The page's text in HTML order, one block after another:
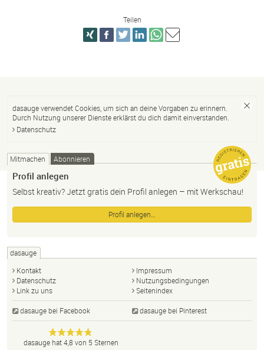
Teilen
dasauge verwendet Cookies, um sich an deine Vorgaben zu erinnern.
Durch Nutzung unserer Dienste erklärst du dich damit einverstanden.
Datenschutz
Mitmachen Abonnieren
Profil anlegen
Selbst kreativ? Jetzt gratis dein Profil anlegen – mit Werkschau!
Profil anlegen…
dasauge
Kontakt
Impressum
Datenschutz
Nutzungsbedingungen
Link zu uns
Seitenindex
dasauge bei Facebook dasauge bei Pinterest
dasauge
Designer,
Anonym
dasauge hat4,8 von 5 Sternen